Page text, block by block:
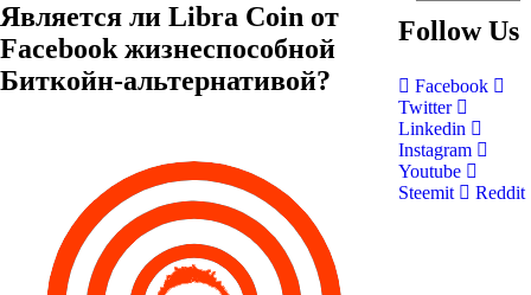
Является ли Libra Coin от
Facebook жизнеспособной
Биткойн-альтернативой?
Follow Us
Facebook
Twitter
Linkedin
Instagram
Youtube
Steemit
Reddit